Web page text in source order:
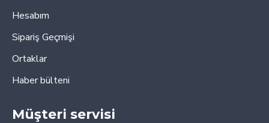
Hesabım
Sipariş Geçmişi
Ortaklar
Haber bülteni
Müşteri servisi